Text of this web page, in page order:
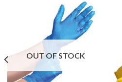
OUT OF STOCK